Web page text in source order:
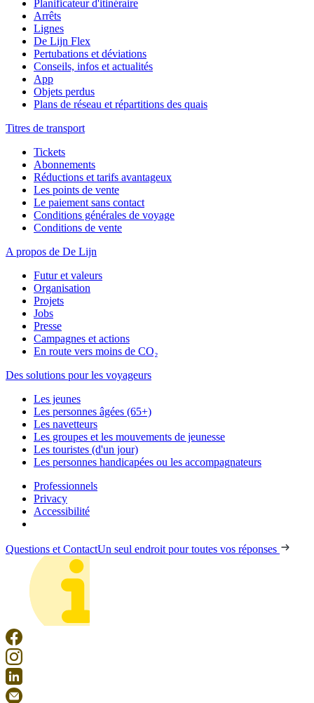
Planificateur d'itinéraire
Arrêts
Lignes
De Lijn Flex
Pertubations et déviations
Conseils, infos et actualités
App
Objets perdus
Plans de réseau et répartitions des quais
Titres de transport
Tickets
Abonnements
Réductions et tarifs avantageux
Les points de vente
Le paiement sans contact
Conditions générales de voyage
Conditions de vente
A propos de De Lijn
Futur et valeurs
Organisation
Projets
Jobs
Presse
Campagnes et actions
En route vers moins de CO₂
Des solutions pour les voyageurs
Les jeunes
Les personnes âgées (65+)
Les navetteurs
Les groupes et les mouvements de jeunesse
Les touristes (d'un jour)
Les personnes handicapées ou les accompagnateurs
Professionnels
Privacy
Accessibilité
Questions et ContactUn seul endroit pour toutes vos réponses